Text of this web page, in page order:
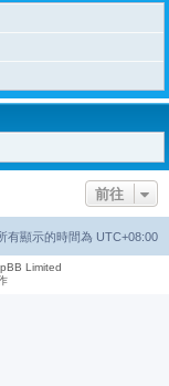
前往
有顯示的時間為 UTC+08:00
Limited